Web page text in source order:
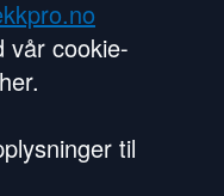
vår cookie-
til